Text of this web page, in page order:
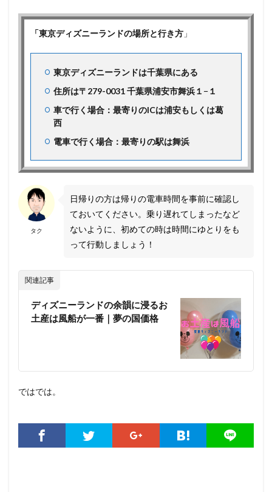
「東京ディズニーランドの場所と行き方 」
東京ディズニーランドは千葉県にある
住所は〒279-0031 千葉県浦安市舞浜１−１
車で行く場合：最寄りのICは浦安もしくは葛
西
電車で行く場合：最寄りの駅は舞浜
タク
日帰りの方は帰りの電車時間を事前に確認し
ておいてください。乗り遅れてしまったなど
ないように、初めての時は時間にゆとりをも
って行動しましょう！
関連記事
ディズニーランドの余韻に浸るお
土産は風船が一番｜夢の国価格
ではでは。